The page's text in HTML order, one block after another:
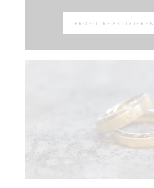
PROFIL REAKTIVIEREN